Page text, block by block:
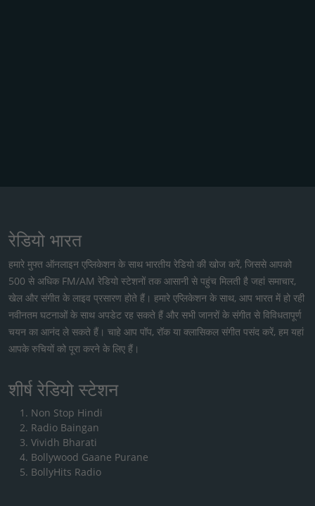
रेडियो भारत
हमारे मुफ्त ऑनलाइन एप्लिकेशन के साथ भारतीय रेडियो की खोज करें, जिससे आपको
500 से अधिक FM/AM रेडियो स्टेशनों तक आसानी से पहुंच मिलती है जहां समाचार,
खेल और संगीत के लाइव प्रसारण होते हैं। हमारे एप्लिकेशन के साथ, आप भारत में हो रही
नवीनतम घटनाओं के साथ अपडेट रह सकते हैं और सभी जानरों के संगीत से विविधतापूर्ण
चयन का आनंद ले सकते हैं। चाहे आप पॉप, रॉक या क्लासिकल संगीत पसंद करें, हम यहां
आपके रुचियों को पूरा करने के लिए हैं।
शीर्ष रेडियो स्टेशन
Non Stop Hindi
Radio Baingan
Vividh Bharati
Bollywood Gaane Purane
BollyHits Radio